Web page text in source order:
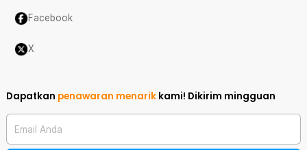
Facebook
X
Dapatkan penawaran menarik kami! Dikirim mingguan
Email Anda